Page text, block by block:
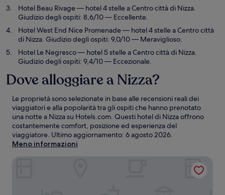
Hotel Beau Rivage— hotel 4 stelle a Centro città di Nizza.
Giudizio degli ospiti: 8,6/10 — Eccellente.
Hotel West End Nice Promenade— hotel 4 stelle a Centro città
di Nizza. Giudizio degli ospiti: 9,0/10 — Meraviglioso.
Hotel Le Negresco— hotel 5 stelle a Centro città di Nizza.
Giudizio degli ospiti: 9,4/10 — Eccezionale.
Dove alloggiare a Nizza?
Le proprietà sono selezionate in base alle recensioni reali dei
viaggiatori e alla popolarità tra gli ospiti che hanno prenotato
una notte a Nizza su Hotels.com. Questi hotel di Nizza offrono
costantemente comfort, posizione ed esperienza del
viaggiatore. Ultimo aggiornamento: 6 agosto 2026.
Meno informazioni